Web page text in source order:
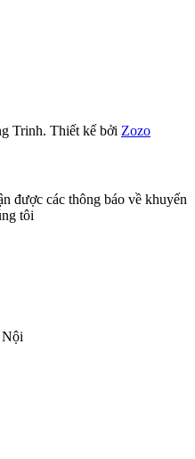
Trinh. Thiết kế bởi Zozo
được các thông báo về khuyến
tôi